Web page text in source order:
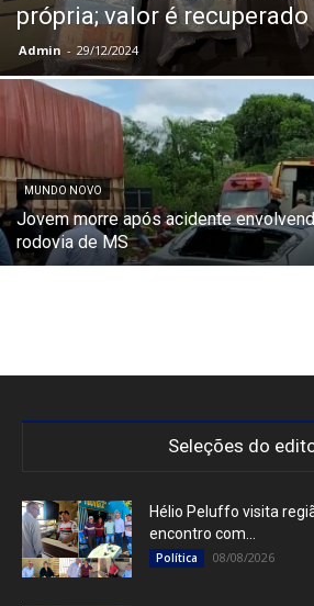
própria; valor é recuperado
Admin - 29/12/2024
MUNDO NOVO
Jovem morre após acidente
rodovia de MS
Seleções do
Hélio Peluffo visita
encontro com...
Política 08/08/2026